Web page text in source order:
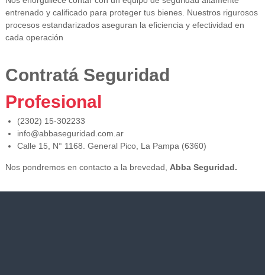
entrenado y calificado para proteger tus bienes. Nuestros rigurosos
procesos estandarizados aseguran la eficiencia y efectividad en
cada operación
Contratá Seguridad
Profesional
(2302) 15-302233
info@abbaseguridad.com.ar
Calle 15, N° 1168. General Pico, La Pampa (6360)
Nos pondremos en contacto a la brevedad, Abba Seguridad.